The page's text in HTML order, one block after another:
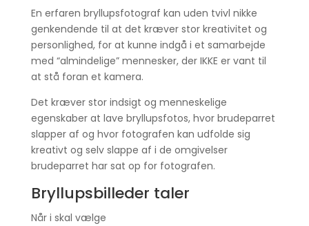
En erfaren bryllupsfotograf kan uden tvivl nikke
genkendende til at det kræver stor kreativitet og
personlighed, for at kunne indgå i et samarbejde
med “almindelige” mennesker, der IKKE er vant til
at stå foran et kamera.
Det kræver stor indsigt og menneskelige
egenskaber at lave bryllupsfotos, hvor brudeparret
slapper af og hvor fotografen kan udfolde sig
kreativt og selv slappe af i de omgivelser
brudeparret har sat op for fotografen.
Bryllupsbilleder taler
Når i skal vælge